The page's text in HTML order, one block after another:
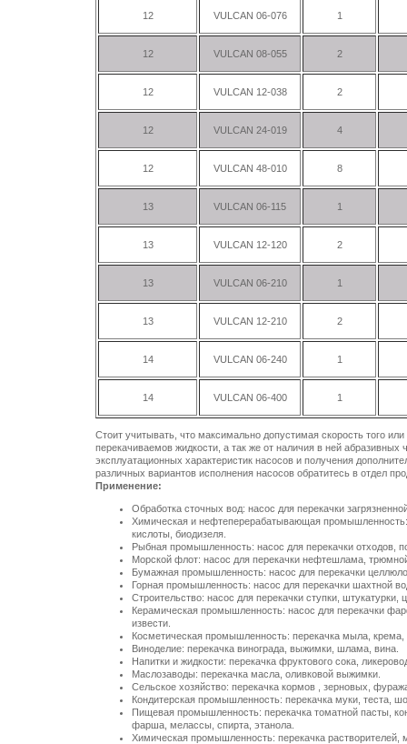
12 VULCAN 06-076 1
12 VULCAN 08-055 2
12 VULCAN 12-038 2
12 VULCAN 24-019 4
12 VULCAN 48-010 8
13 VULCAN 06-115 1
13 VULCAN 12-120 2
13 VULCAN 06-210 1
13 VULCAN 12-210 2
14 VULCAN 06-240 1
14 VULCAN 06-400 1
Стоит учитывать, что максимально допустимая скорость того или
перекачиваемов жидкости, а так же от наличия в ней абразивных
эксплуатационных характеристик насосов и получения
различных вариантов исполнения насосов обратитесь в отдел
Применение:
Обработка сточных вод: насос для перекачки
Химическая и нефтеперерабатывающая
кислоты, биодизеля.
Рыбная промышленность: насос для перекачки отходов,
Морской флот: насос для перекачки нефтешлама,
Бумажная промышленность: насос для перекачки
Горная промышленность: насос для перекачки шахтной
Строительство: насос для перекачки ступки, штукатурки,
Керамическая промышленность: насос для перекачки
извести.
Косметическая промышленность: перекачка мыла,
Виноделие: перекачка винограда, выжимки, шлама, вина.
Напитки и жидкости: перекачка фруктового сока,
Маслозаводы: перекачка масла, оливковой выжимки.
Сельское хозяйство: перекачка кормов , зерновых,
Кондитерская промышленность: перекачка муки, теста,
Пищевая промышленность: перекачка томатной пасты,
фарша, мелассы, спирта, этанола.
Химическая промышленность: перекачка растворителей,